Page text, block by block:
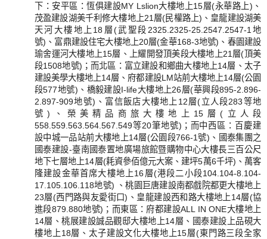
下：安平區：恆俱建設MY Lslion大樓地上15層(永華路上)、
茂盈建設湖美千利修大樓地上21層(民權路上)、皇龍建設湖美
天河大樓地上18層(武聖段2325.2325-25.2547.2547-1地
號)、富鼎建設住宅大樓地上20層(金華168-3地號)、春園建設
瑜舍運河大樓地上15層、上耀開發頂美段大樓地上21層(頂美
段1508地號)；而北區：富立建設和鄉曲大樓地上14層、太子
建設美學大樓地上14層、府都建設LM站前大樓地上14層(公園
段577地號)、橋毅建設I-life大樓地上26層(華興段895-2.896-
2.897-909地號)、富信飯店大樓地上12層(立人段283等地
號)、榮美精品商旅大樓地上15層(立人段
558.559.563.564.567.549等20筆地號)；而中西區：百慶建
設中城一品站前大樓地上14層(公園段766-1號)、國泰集團之
國泰建設-臺南國泰置地廣場旅館暨購物中心大樓長三百公尺
地下七層地上14層(耗資參佰億元大案、建坪5萬6千坪)、萬客
隆建設金華首席大樓地上16層(港段二小段104.104-8.104-
17.105.106.118地號) 、桃園巨唐建設南都戲院都更大樓地上
23層(西門路與友愛街口)、皇龍建設西和路大樓地上14層(協
進段879.880地號)；而東區：府都建設ALL IN ONE大樓地上
14層、桃展建設誠品觀邸大樓地上14層、國泰建設上品硯大
樓地上18層、太子建設文化大樓地上15層(東門路三段全家